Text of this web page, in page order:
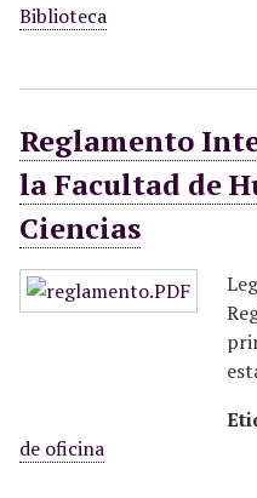
Biblioteca
Reglamento
la Facultad de
Ciencias
de oficina